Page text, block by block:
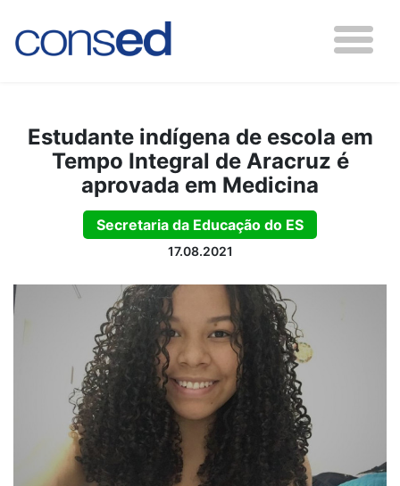
Estudante indígena de escola em
Tempo Integral de Aracruz é
aprovada em Medicina
Secretaria da Educação do ES
17.08.2021